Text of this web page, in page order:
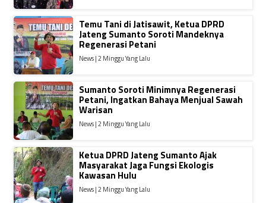
Temu Tani di Jatisawit, Ketua DPRD
Jateng Sumanto Soroti Mandeknya
Regenerasi Petani
News | 2 Minggu Yang Lalu
Sumanto Soroti Minimnya Regenerasi
Petani, Ingatkan Bahaya Menjual Sawah
Warisan
News | 2 Minggu Yang Lalu
Ketua DPRD Jateng Sumanto Ajak
Masyarakat Jaga Fungsi Ekologis
Kawasan Hulu
News | 2 Minggu Yang Lalu